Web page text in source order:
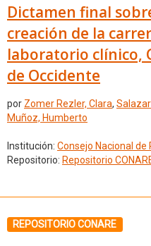
Dictamen final
creación de la
laboratorio clínico,
de Occidente
por Zomer Rezler, Clara,
Muñoz, Humberto
Institución: Consejo Nacional de
Repositorio: Repositorio
REPOSITORIO CONARE